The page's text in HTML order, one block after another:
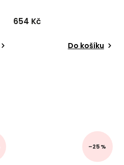
654 Kč
Do košíku
–25 %